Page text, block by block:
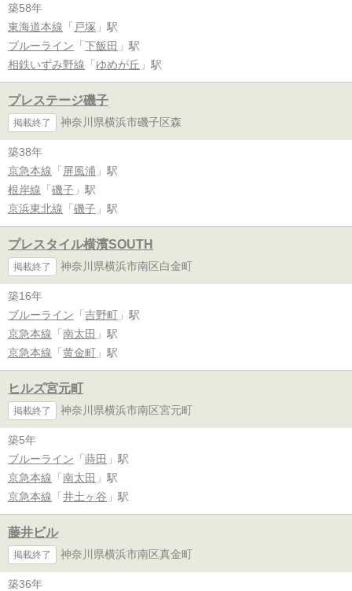
築58年
東海道本線 「 戸塚 」駅
ブルーライン 「 下飯田 」駅
相鉄いずみ野線 「 ゆめが丘 」駅
プレステージ磯子
掲載終了 神奈川県横浜市磯子区森
築38年
京急本線 「 屏風浦 」駅
根岸線 「 磯子 」駅
京浜東北線 「 磯子 」駅
プレスタイル横濱SOUTH
掲載終了 神奈川県横浜市南区白金町
築16年
ブルーライン 「 吉野町 」駅
京急本線 「 南太田 」駅
京急本線 「 黄金町 」駅
ヒルズ宮元町
掲載終了 神奈川県横浜市南区宮元町
築5年
ブルーライン 「 蒔田 」駅
京急本線 「 南太田 」駅
京急本線 「 井土ヶ谷 」駅
藤井ビル
掲載終了 神奈川県横浜市南区真金町
築36年